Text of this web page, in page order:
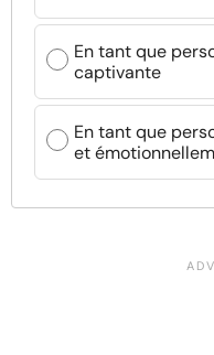
En tant que
captivante
En tant que
et